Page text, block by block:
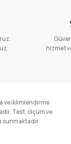
hizmet
ve iklimlendirme
Test, ölçüm ve
sunmaktadır.